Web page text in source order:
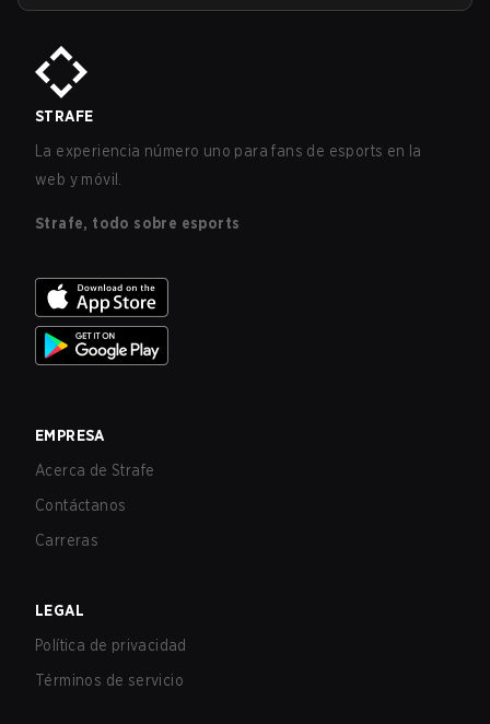
STRAFE
La experiencia número uno para fans de esports en la
web y móvil.
Strafe, todo sobre esports
EMPRESA
Acerca de Strafe
Contáctanos
Carreras
LEGAL
Política de privacidad
Términos de servicio